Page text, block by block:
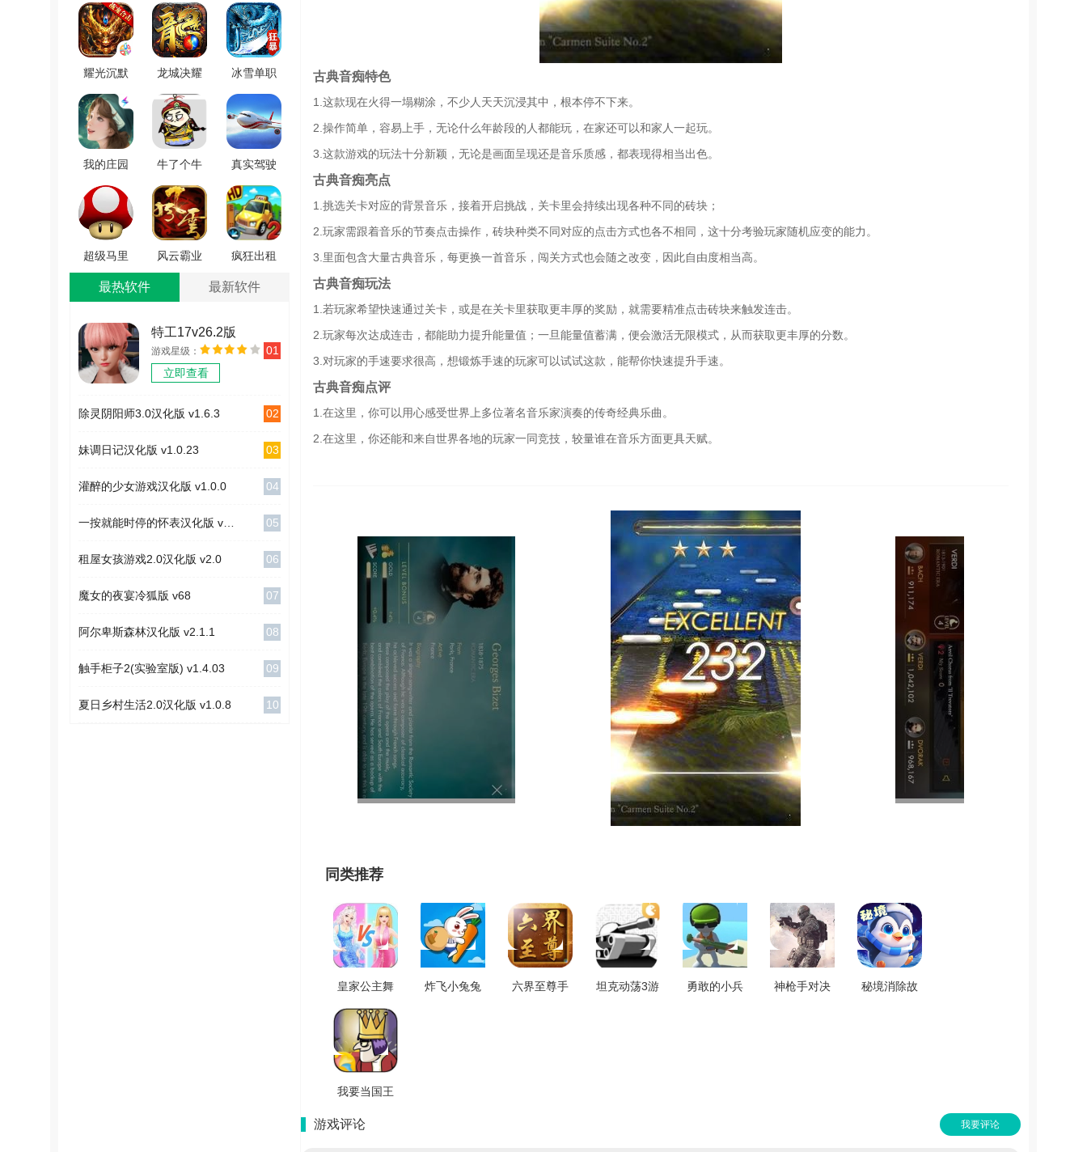
耀光沉默
世界安卓
直装版
V1.0.3
龙城决耀
光冰雪打
金安卓官
方版
V1.10.1
冰雪单职
业高爆版
V3.88
我的庄园
游戏纯净
最新版
V1.0.3
牛了个牛
手游无广
告版 V3.0
真实驾驶
飞机3D免
费原版
V2.1.4
超级马里
奥制造安
卓版
风云霸业
游戏纯净
疯狂出租
最热软件 最新软件
特工17v26.2版
v26.2
游戏星级：
立即查看
01
除灵阴阳师3.0汉化版 v1.6.3 02
妹调日记汉化版 v1.0.23 03
灌醉的少女游戏汉化版 v1.0.0 04
05
租屋女孩游戏2.0汉化版 v2.0 06
魔女的夜宴冷狐版 v68 07
阿尔卑斯森林汉化版 v2.1.1 08
触手柜子2(实验室版) v1.4.03 09
夏日乡村生活2.0汉化版 v1.0.8 10
古典音痴特色
1.这款现在火得一塌糊涂，不少人天天沉浸其中，根本停不下来。
2.操作简单，容易上手，无论什么年龄段的人都能玩，在家还可以和家人一起玩。
3.这款游戏的玩法十分新颖，无论是画面呈现还是音乐质感，都表现得相当出色。
古典音痴亮点
1.挑选关卡对应的背景音乐，接着开启挑战，关卡里会持续出现各种不同的砖块；
2.玩家需跟着音乐的节奏点击操作，砖块种类不同对应的点击方式也各不相同，这十分考验玩家随机应变的能力。
3.里面包含大量古典音乐，每更换一首音乐，闯关方式也会随之改变，因此自由度相当高。
古典音痴玩法
1.若玩家希望快速通过关卡，或是在关卡里获取更丰厚的奖励，就需要精准点击砖块来触发连击。
2.玩家每次达成连击，都能助力提升能量值；一旦能量值蓄满，便会激活无限模式，从而获取更丰厚的分数。
3.对玩家的手速要求很高，想锻炼手速的玩家可以试试这款，能帮你快速提升手速。
古典音痴点评
1.在这里，你可以用心感受世界上多位著名音乐家演奏的传奇经典乐曲。
2.在这里，你还能和来自世界各地的玩家一同竞技，较量谁在音乐方面更具天赋。
同类推荐
皇家公主舞
会手机免费
版 V4.0.2
炸飞小兔兔
六界至尊手
坦克动荡3游
勇敢的小兵
神枪手对决
秘境消除故
我要当国王
V5.0.9
游戏评论 我要评论